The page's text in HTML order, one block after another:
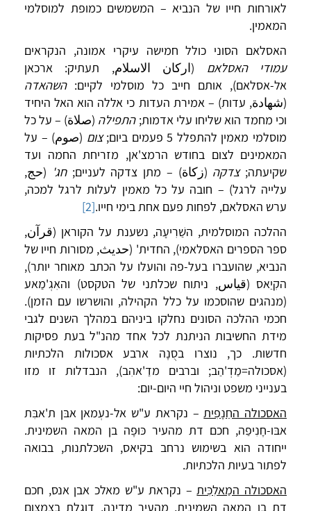
לאורחות חייו של הנביא – המשמשים כמופת למוסלמי
המאמין.
האסלאם הסוני כולל חמישה עיקרי אמונה, הנקראים
עמודי האסלאם (اركان الاسلام, תעתיק: ארכאן
אל-אסלאם), אותם חייב כל מוסלמי לקיים:השהאדה
(شهادة, עדות) – אמירת העדות כי אללה הוא האל היחיד
וכי מחמד הוא שליחו עלי אדמות;התפילה (صلاة) – על כל
מוסלמי מאמין להתפלל 5 פעמים ביום;
צום (صوم) – על
המאמינים לצום בחודש הרמצ'אן, מזריחת החמה ועד
שקיעתה;צדקה (زكاة) – מתן צדקה לעניים;חג' (حج,
עלייה לרגל) – חובה על כל מאמין לעלות לרגל למכה,
ערש האסלאם, לפחות פעם אחת בימי חייו.[2]
ההלכה המוסלמית, השַׁרִיעָה, נשענת על הקוראן (قرآن,
ספר הספרים האסלאמי), החדית' (حديث, מסורות חייו של
הנביא, שהועברו בעל-פה והועלו על הכתב מאוחר יותר),
הקִיַאס (قياس, ניתוח שכלתני של הטקסט) והאִגְ'מַאע
(מנהגים שהוסכמו על כלל הקהילה, והושרשו עם הזמן).
חכמי ההלכה הסונים נחלקו ביניהם במהלך השנים לגבי
מידת החשיבות הניתנת לכל אחד מהנ"ל בעת פסיקות
חדשות. כך, נוצרו בסֻנָה ארבע אסכולות הלכתיות
(אסכולה=מַדְ'הַב; וברבים מדַ'אהִב), הנבדלות זו מזו
בענייני משפט וניהול חיי היום-יום:
האסכולה החַנָפִית– נקראת ע"ש אל-נעְמאן אבּן ת'אבִּת
אבּו-חָנִיפַה, חכם דת מהעיר כּוּפָה בן המאה השמינית.
ייחודה הוא בשימוש נרחב בקיאס, השכלתנות, בבואה
לפתור בעיות הלכתיות.
האסכולה המַאלִכִּית– נקראת ע"ש מאלכ אבן אנס, חכם
דת בן המאה השמינית, מהעיר מַדינה. דוגלת בצמצום